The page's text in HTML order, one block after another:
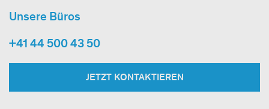
Unsere Büros
+41 44 500 43 50
JETZT KONTAKTIEREN